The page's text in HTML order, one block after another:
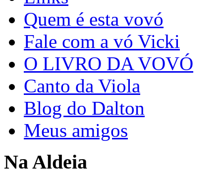
Quem é esta vovó
Fale com a vó Vicki
O LIVRO DA VOVÓ
Canto da Viola
Blog do Dalton
Meus amigos
Na Aldeia